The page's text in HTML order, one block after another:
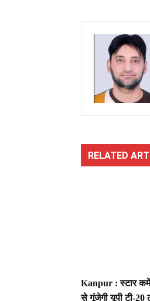
RELATED
Kanpur : स्टार
से गूंजेगी यूपी टी-20